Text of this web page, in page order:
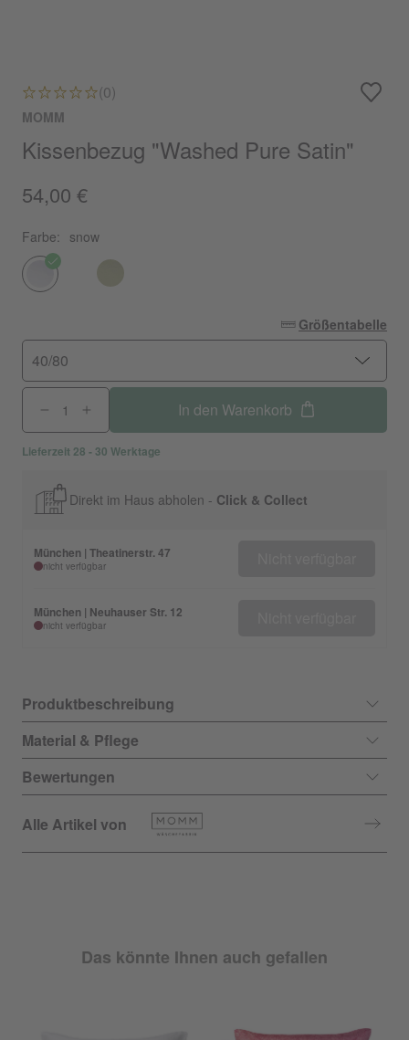
(0)
MOMM
Kissenbezug "Washed Pure Satin"
54,00 €
Farbe: snow
Größentabelle
40/80
In den Warenkorb
Lieferzeit 28 - 30 Werktage
Direkt im Haus abholen - Click & Collect
München | Theatinerstr. 47
nicht verfügbar
München | Neuhauser Str. 12
nicht verfügbar
Produktbeschreibung
Material & Pflege
Bewertungen
Alle Artikel von
Das könnte Ihnen auch gefallen